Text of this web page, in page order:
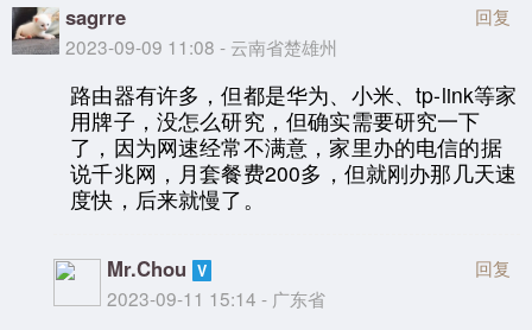
sagrre
2023-09-09 11:08 - 云南省楚雄州
回复
路由器有许多，但都是华为、小米、tp-link等家
用牌子，没怎么研究，但确实需要研究一下
了，因为网速经常不满意，家里办的电信的据
说千兆网，月套餐费200多，但就刚办那几天速
度快，后来就慢了。
Mr.Chou
2023-09-11 15:14 - 广东省
回复